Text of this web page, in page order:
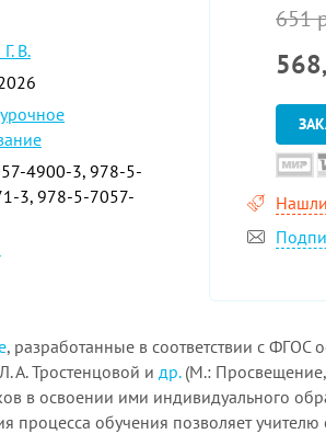
651
568
В.
4900-3, 978-5-
3, 978-5-7057-
, разработанные в соответствии с ФГОС
А. Тростенцовой и др.(М.:
в освоении ими индивидуального
процесса обучения позволяет